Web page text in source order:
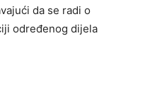
da se radi o
određenog dijela